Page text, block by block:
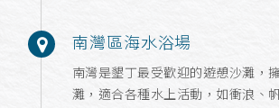
南灣區海水浴場
南灣是墾丁最受歡迎的遊憩沙灘，
灘，適合各種水上活動，如衝浪、